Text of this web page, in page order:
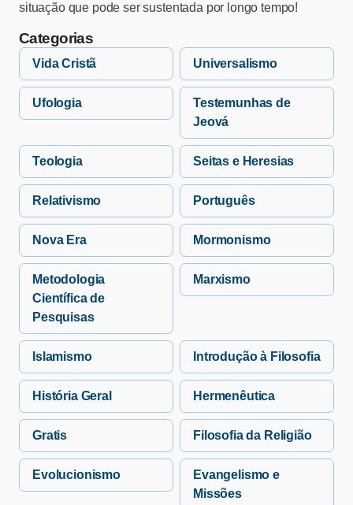
situação que pode ser sustentada por longo tempo!
Categorias
Vida Cristã Universalismo
Ufologia
Testemunhas de
Jeová
Teologia Seitas e Heresias
Relativismo Português
Nova Era Mormonismo
Metodologia
Científica de
Pesquisas
Marxismo
Islamismo Introdução à Filosofia
História Geral Hermenêutica
Gratis Filosofia da Religião
Evolucionismo
Evangelismo e
Missões